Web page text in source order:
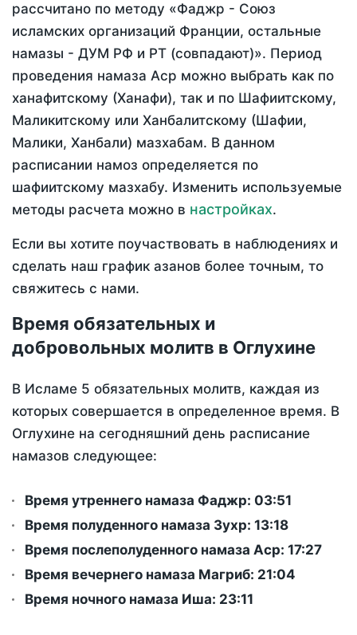
рассчитано по методу «Фаджр - Союз
исламских организаций Франции, остальные
намазы - ДУМ РФ и РТ (совпадают)». Период
проведения намаза Аср можно выбрать как по
ханафитскому (Ханафи), так и по Шафиитскому,
Маликитскому или Ханбалитскому (Шафии,
Малики, Ханбали) мазхабам. В данном
расписании намоз определяется по
шафиитскому мазхабу. Изменить используемые
методы расчета можно в настройках.
Если вы хотите поучаствовать в наблюдениях и
сделать наш график азанов более точным, то
свяжитесь с нами.
Время обязательных и
добровольных молитв в Оглухине
В Исламе 5 обязательных молитв, каждая из
которых совершается в определенное время. В
Оглухине на сегодняшний день расписание
намазов следующее:
Время утреннего намаза Фаджр: 03:51
Время полуденного намаза Зухр: 13:18
Время послеполуденного намаза Аср: 17:27
Время вечернего намаза Магриб: 21:04
Время ночного намаза Иша: 23:11